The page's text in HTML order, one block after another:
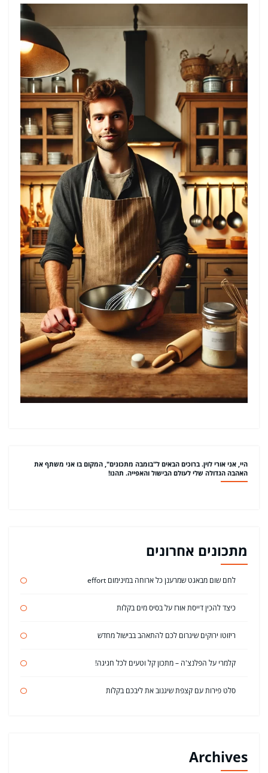
היי, אני אורי לוין. ברוכים הבאים ל"בומבה מתכונים", המקום בו אני משתף את
האהבה הגדולה שלי לעולם הבישול והאפייה. תהנו!
מתכונים אחרונים
לחם שום מבאגט שמרענן כל ארוחה במינימום effort
כיצד להכין דייסת אורז על בסיס מים בקלות
ריזוטו ירוקים שיגרום לכם להתאהב בבישול מחדש
קלמרי על הפלנצ'ה – מתכון קל וטעים לכל חגיגה!
סלט פירות עם קצפת שיגנוב את ליבכם בקלות
Archives